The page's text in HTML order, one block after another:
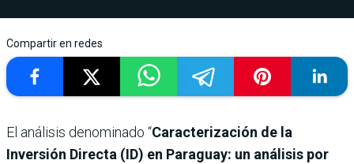
Compartir en redes
El análisis denominado “Caracterización de la
Inversión Directa (ID) en Paraguay: un análisis por